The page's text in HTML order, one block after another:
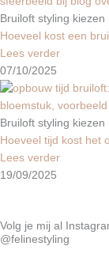
Bruiloft styling kiezen
Hoeveel kost een
Lees verder
07/10/2025
Bruiloft styling kiezen
Hoeveel tijd kost het
Lees verder
19/09/2025
Volg je mij al
@felinestyling